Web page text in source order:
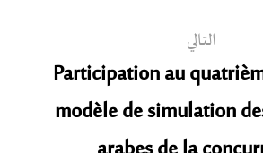
التالي
Participation au
modèle de simulation